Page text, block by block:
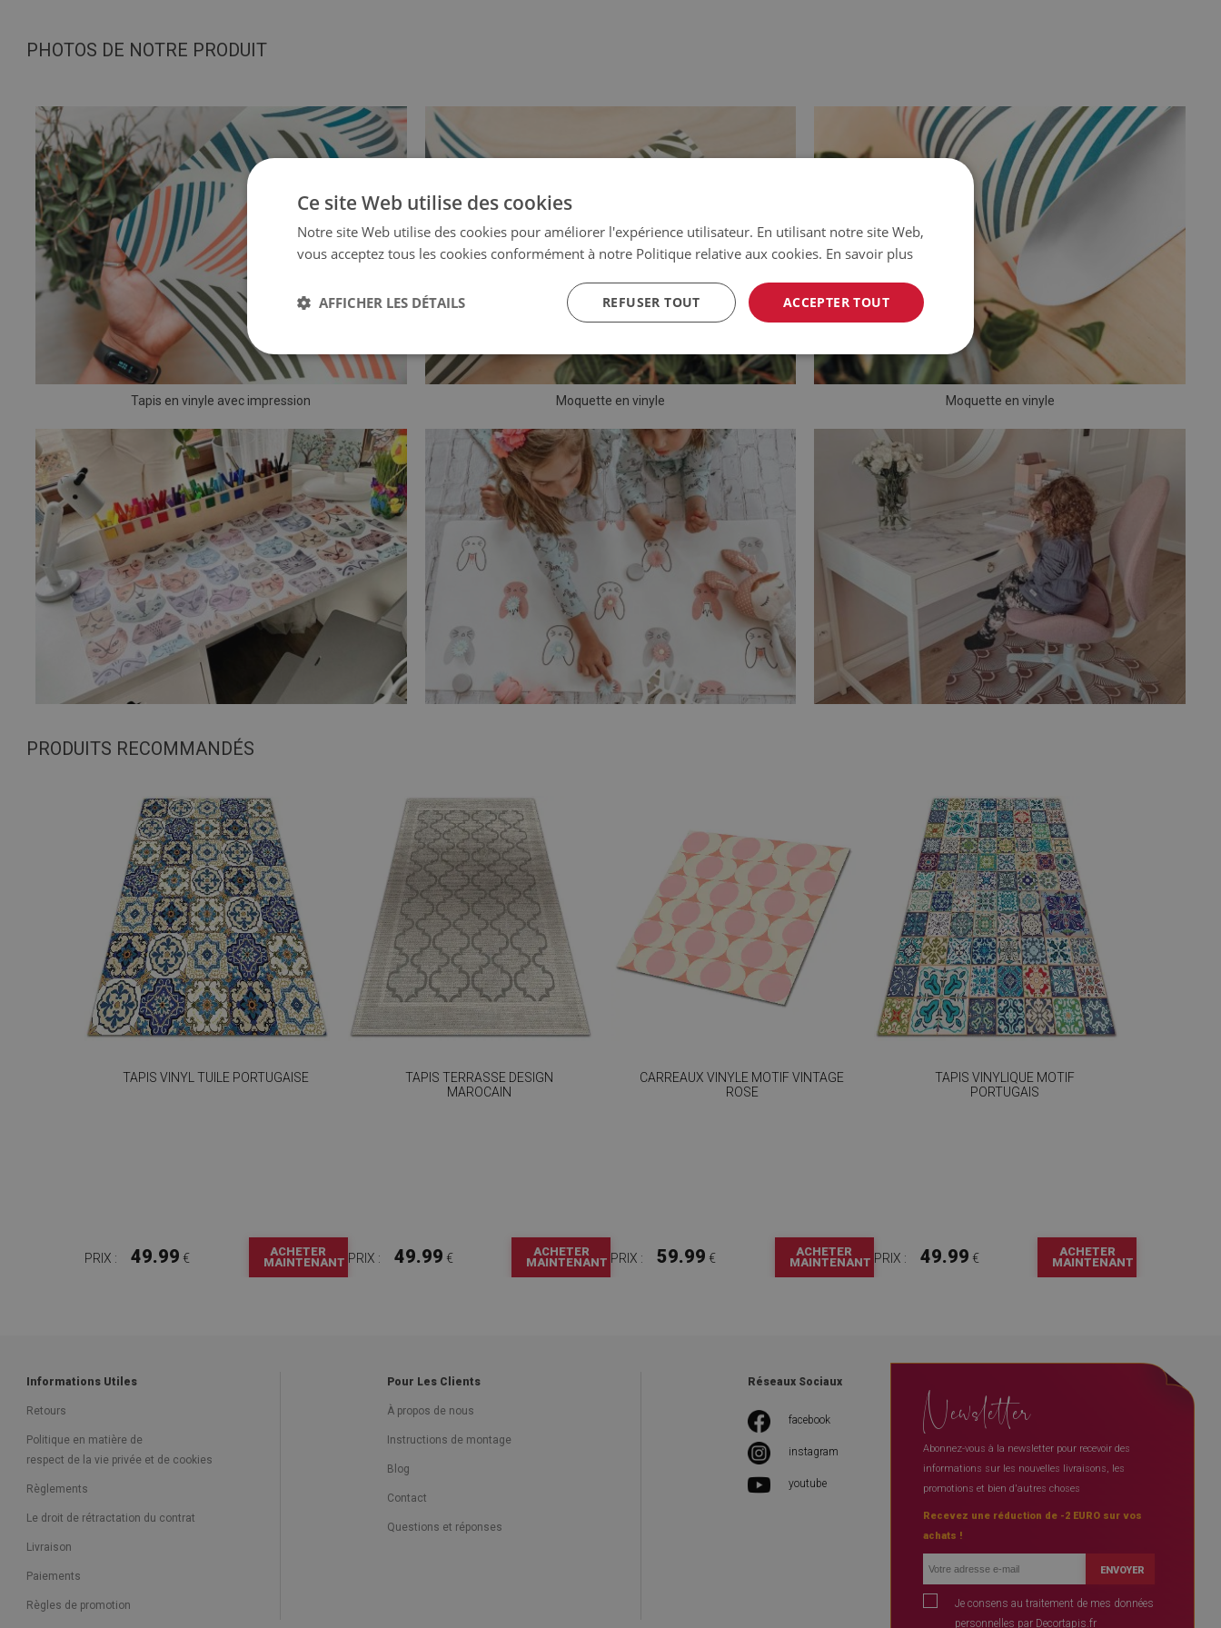
PHOTOS DE NOTRE PRODUIT
Tapis en vinyle avec impression Moquette en vinyle Moquette en vinyle
PRODUITS RECOMMANDÉS
TAPIS VINYL TUILE PORTUGAISE
PRIX : 49.99 €
ACHETER
MAINTENANT
TAPIS TERRASSE DESIGN
MAROCAIN
PRIX : 49.99 €
ACHETER
MAINTENANT
CARREAUX VINYLE MOTIF VINTAGE
ROSE
PRIX : 59.99 €
ACHETER
MAINTENANT
TAPIS VINYLIQUE MOTIF
PORTUGAIS
PRIX : 49.99 €
ACHETER
MAINTENANT
Informations Utiles
Retours
Politique en matière de
respect de la vie privée et de cookies
Règlements
Le droit de rétractation du contrat
Livraison
Paiements
Règles de promotion
Pour Les Clients
À propos de nous
Instructions de montage
Blog
Contact
Questions et réponses
Réseaux Sociaux
facebook
instagram
youtube
Newsletter
Abonnez-vous à la newsletter pour recevoir des
informations sur les nouvelles livraisons, les
promotions et bien d'autres choses
Recevez une réduction de -2 EURO sur vos
achats !
ENVOYER
Je consens au traitement de mes données
personnelles par Decortapis.fr
Ce site Web utilise des cookies
Notre site Web utilise des cookies pour améliorer l'expérience utilisateur. En utilisant notre site Web,
vous acceptez tous les cookies conformément à notre Politique relative aux cookies. En savoir plus
ACCEPTER TOUT
REFUSER TOUT
AFFICHER LES DÉTAILS